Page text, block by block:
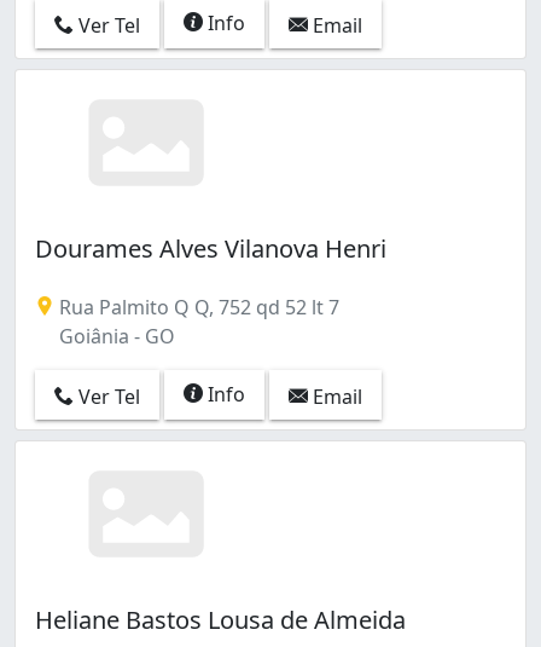
Ver Tel Info Email
Dourames Alves Vilanova Henri
Rua Palmito Q Q, 752 qd 52 lt 7
Goiânia - GO
Ver Tel Info Email
Heliane Bastos Lousa de Almeida